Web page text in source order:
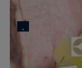
.
.